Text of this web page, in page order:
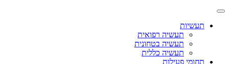
תעשיות
תעשיה רפואית
תעשיה בטחונית
תעשיה כללית
תחומי פעילות